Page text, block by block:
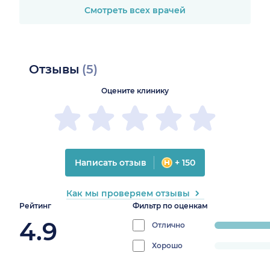
Смотреть всех врачей
Отзывы (5)
Рейтинг
4.9
Фильтр по оценкам
Отлично
progress:
Хорошо
Оцените клинику
Написать отзыв + 150
Как мы проверяем отзывы